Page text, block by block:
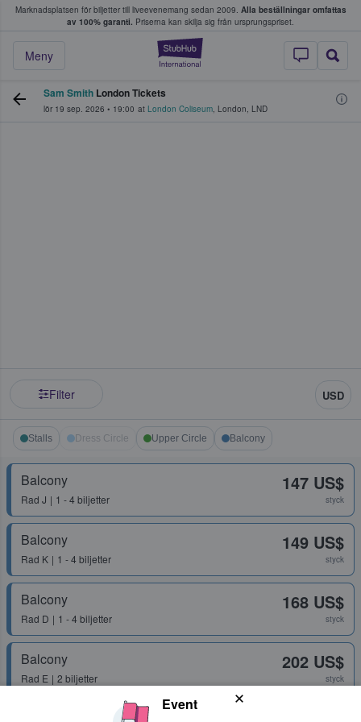
Marknadsplatsen för biljetter till liveevenemang sedan 2009. Alla beställningar omfattas
av 100% garanti. Priserna kan skilja sig från ursprungspriset.
StubHub – där
Meny
köper och säljer biljetter.
Sam Smith London Tickets
lör 19 sep. 2026 • 19:00 at London Coliseum, London, LND
Filter USD
Stalls Dress Circle Upper Circle Balcony
Balcony
Rad J 1 - 4 biljetter
147 US$
styck
Balcony
Rad K 1 - 4 biljetter
149 US$
styck
Balcony
Rad D 1 - 4 biljetter
168 US$
styck
Balcony
Rad E 2 biljetter
202 US$
styck
Event